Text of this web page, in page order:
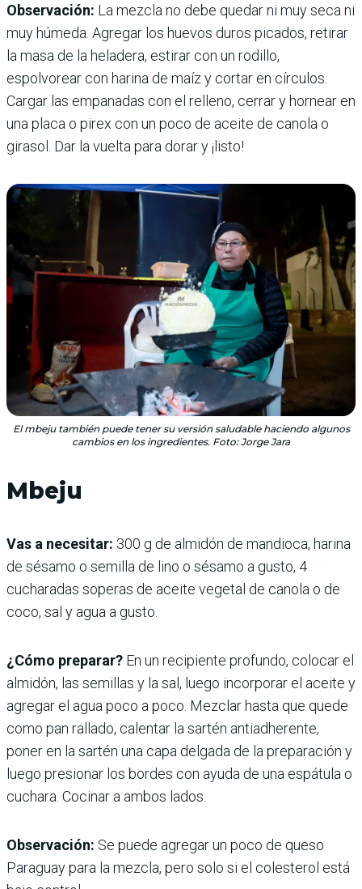
Observación: La mezcla no debe quedar ni muy seca ni
muy húmeda. Agregar los huevos duros picados, retirar
la masa de la heladera, estirar con un rodillo,
espolvorear con harina de maíz y cortar en círculos.
Cargar las empanadas con el relleno, cerrar y hornear en
una placa o pirex con un poco de aceite de canola o
girasol. Dar la vuelta para dorar y ¡listo!
El mbeju también puede tener su versión saludable haciendo algunos
cambios en los ingredientes. Foto: Jorge Jara
Mbeju
Vas a necesitar: 300 g de almidón de mandioca, harina
de sésamo o semilla de lino o sésamo a gusto, 4
cucharadas soperas de aceite vegetal de canola o de
coco, sal y agua a gusto.
¿Cómo preparar? En un recipiente profundo, colocar el
almidón, las semillas y la sal, luego incorporar el aceite y
agregar el agua poco a poco. Mezclar hasta que quede
como pan rallado, calentar la sartén antiadherente,
poner en la sartén una capa delgada de la preparación y
luego presionar los bordes con ayuda de una espátula o
cuchara. Cocinar a ambos lados.
Observación: Se puede agregar un poco de queso
Paraguay para la mezcla, pero solo si el colesterol está